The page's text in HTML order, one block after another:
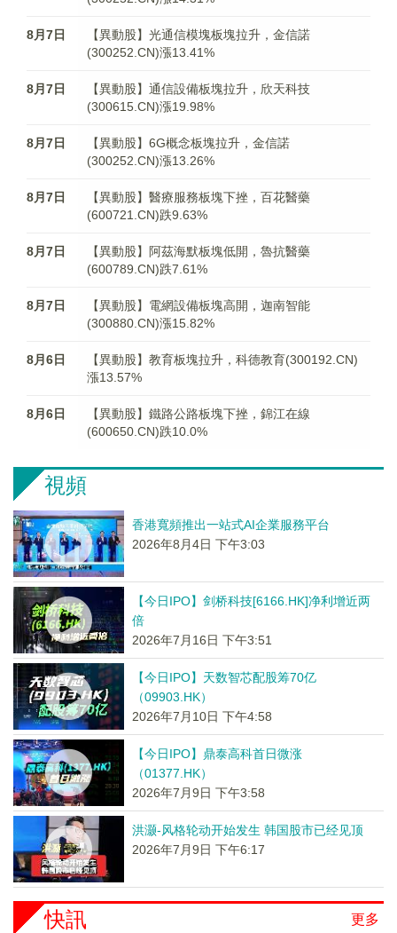
8月7日
【異動股】光通信模塊板塊拉升，金信諾
(300252.CN)漲13.41%
8月7日
【異動股】通信設備板塊拉升，欣天科技
(300615.CN)漲19.98%
8月7日
【異動股】6G概念板塊拉升，金信諾
(300252.CN)漲13.26%
8月7日
【異動股】醫療服務板塊下挫，百花醫藥
(600721.CN)跌9.63%
8月7日
【異動股】阿茲海默板塊低開，魯抗醫藥
(600789.CN)跌7.61%
8月7日
【異動股】電網設備板塊高開，迦南智能
(300880.CN)漲15.82%
8月6日
【異動股】教育板塊拉升，科德教育(300192.CN)
漲13.57%
8月6日
【異動股】鐵路公路板塊下挫，錦江在線
(600650.CN)跌10.0%
視頻
香港寬頻推出一站式AI企業服務平台
2026年8月4日 下午3:03
【今日IPO】剑桥科技[6166.HK]净利增近两
倍
2026年7月16日 下午3:51
【今日IPO】天数智芯配股筹70亿
（09903.HK）
2026年7月10日 下午4:58
【今日IPO】鼎泰高科首日微涨
（01377.HK）
2026年7月9日 下午3:58
洪灏-风格轮动开始发生 韩国股市已经见顶
2026年7月9日 下午6:17
更多
快訊